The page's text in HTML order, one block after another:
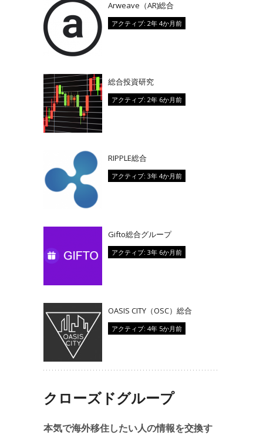
Arweave（AR)総合
アクティブ: 2年 4か月前
総合投資研究
アクティブ: 2年 6か月前
RIPPLE総合
アクティブ: 3年 4か月前
Gifto総合グループ
アクティブ: 3年 6か月前
OASIS CITY（OSC）総合
アクティブ: 4年 5か月前
クローズドグループ
本気で海外移住したい人の情報を交換す